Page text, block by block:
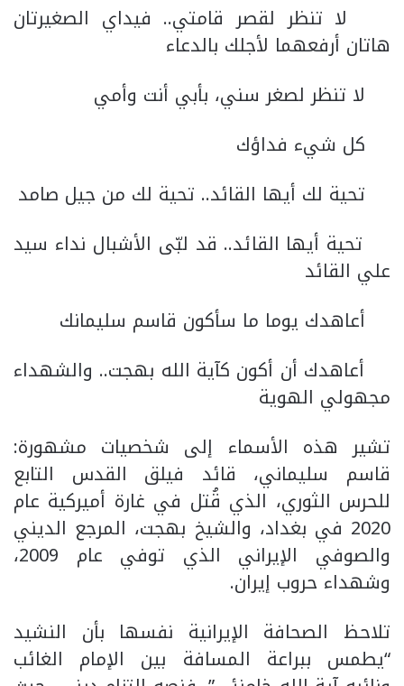
لا تنظر لقصر قامتي.. فيداي الصغيرتان
هاتان أرفعهما لأجلك بالدعاء
لا تنظر لصغر سني، بأبي أنت وأمي
كل شيء فداؤك
تحية لك أيها القائد.. تحية لك من جيل صامد
تحية أيها القائد.. قد لبّى الأشبال نداء سيد
علي القائد
أعاهدك يوما ما سأكون قاسم سليمانك
أعاهدك أن أكون كآية الله بهجت.. والشهداء
مجهولي الهوية
تشير هذه الأسماء إلى شخصيات مشهورة:
قاسم سليماني، قائد فيلق القدس التابع
للحرس الثوري، الذي قُتل في غارة أميركية عام
2020 في بغداد، والشيخ بهجت، المرجع الديني
والصوفي الإيراني الذي توفي عام 2009،
وشهداء حروب إيران.
تلاحظ الصحافة الإيرانية نفسها بأن النشيد
“يطمس ببراعة المسافة بين الإمام الغائب